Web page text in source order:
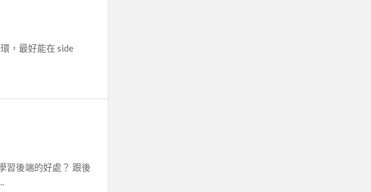
，最好能在 side
習後端的好處？ 跟後